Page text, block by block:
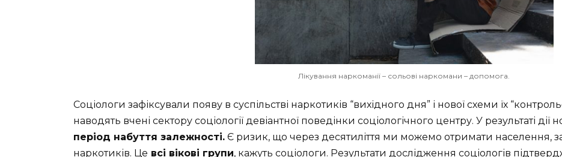
Лікування наркоманії – сольові наркомани – допомога.
Соціологи зафіксували появу в суспільстві наркотиків “вихідного дня” і нової схеми їх
наводять вчені сектору соціології девіантної поведінки соціологічного центру. У результаті
період набуття залежності. Є ризик, що через десятиліття ми можемо отримати населення,
наркотиків. Це всі вікові групи, кажуть соціологи. Результати дослідження соціологів